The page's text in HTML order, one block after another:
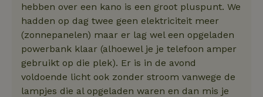
hebben over een kano is een groot pluspunt. We
hadden op dag twee geen elektriciteit meer
(zonnepanelen) maar er lag wel een opgeladen
powerbank klaar (alhoewel je je telefoon amper
gebruikt op die plek). Er is in de avond
voldoende licht ook zonder stroom vanwege de
lampjes die al opgeladen waren en dan mis je